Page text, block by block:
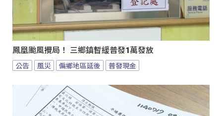
鳳凰颱風攪局！ 三鄉鎮暫緩普發1萬發放
公告 風災 偏鄉地區延後 普發現金